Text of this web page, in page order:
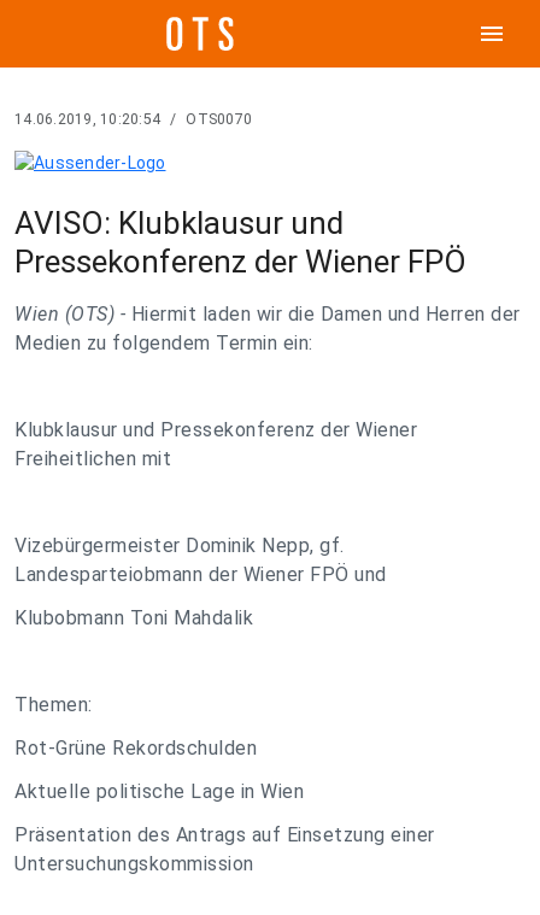
menu
14.06.2019, 10:20:54 / OTS0070
AVISO: Klubklausur und
Pressekonferenz der Wiener FPÖ
Wien (OTS) - Hiermit laden wir die Damen und Herren der
Medien zu folgendem Termin ein:
Klubklausur und Pressekonferenz der Wiener
Freiheitlichen mit
Vizebürgermeister Dominik Nepp, gf.
Landesparteiobmann der Wiener FPÖ und
Klubobmann Toni Mahdalik
Themen:
Rot-Grüne Rekordschulden
Aktuelle politische Lage in Wien
Präsentation des Antrags auf Einsetzung einer
Untersuchungskommission